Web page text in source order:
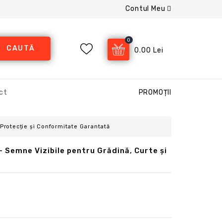
Contul Meu
CAUTĂ
0
0.00 Lei
PROMOȚII
și Conformitate Garantată
Vizibile pentru Grădină, Curte și